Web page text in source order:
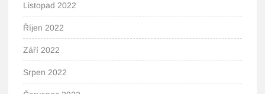
Listopad 2022
Říjen 2022
Září 2022
Srpen 2022